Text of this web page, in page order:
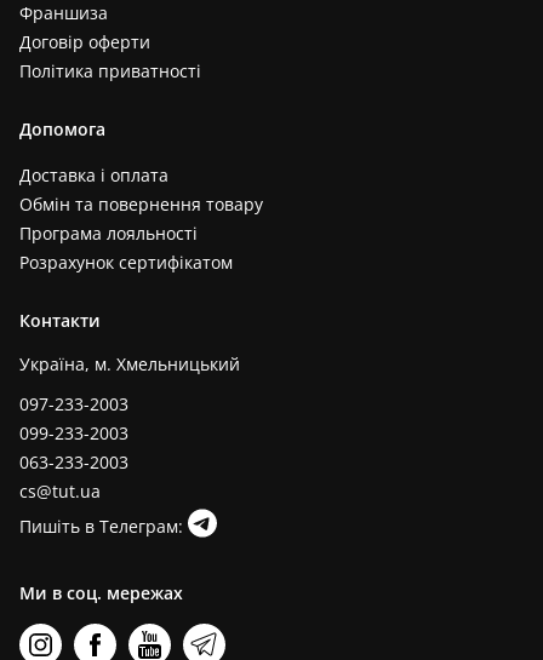
Франшиза
Договір оферти
Політика приватності
Допомога
Доставка і оплата
Обмін та повернення товару
Програма лояльності
Розрахунок сертифікатом
Контакти
Україна, м. Хмельницький
097-233-2003
099-233-2003
063-233-2003
cs@tut.ua
Пишіть в Телеграм:
Ми в соц. мережах